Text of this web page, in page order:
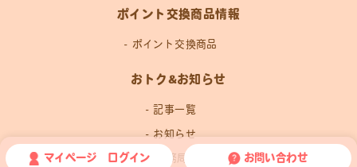
ポイント交換商品情報
ポイント交換商品
おトク&お知らせ
記事一覧
お知らせ
運営事務局news
マイページ ログイン お問い合わせ